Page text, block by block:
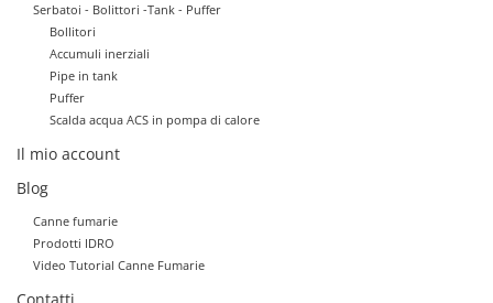
Serbatoi - Bolittori -Tank - Puffer
Bollitori
Accumuli inerziali
Pipe in tank
Puffer
Scalda acqua ACS in pompa di calore
Il mio account
Blog
Canne fumarie
Prodotti IDRO
Video Tutorial Canne Fumarie